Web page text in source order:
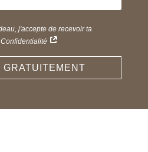
j'accepte de recevoir ta
GRATUITEMENT